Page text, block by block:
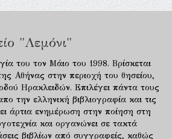
"Λεμόνι"
του τον Μάιο του 1998. Βρίσκεται
Αθήνας στην περιοχή του θησείου,
Ηρακλειδών. Επιλέγει πάντα τους
την ελληνική βιβλιογραφία και τις
άρτια ενημέρωση στην ποίηση στη
και οργανώνει σε τακτά
βιβλίων από συγγραφείς, καθώς